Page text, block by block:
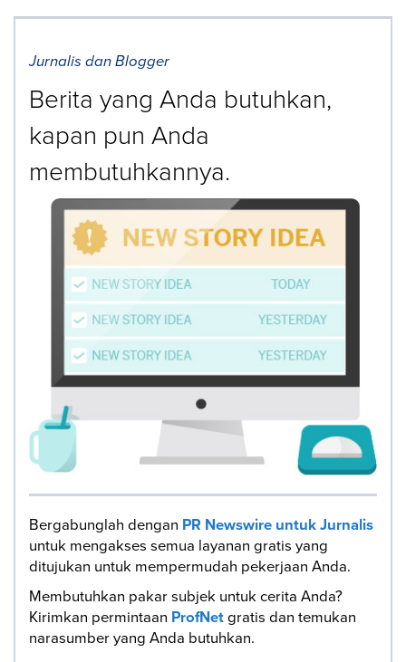
Jurnalis dan Blogger
Berita yang Anda butuhkan,
kapan pun Anda
membutuhkannya.
Bergabunglah dengan PR Newswire untuk Jurnalis
untuk mengakses semua layanan gratis yang
ditujukan untuk mempermudah pekerjaan Anda.
Membutuhkan pakar subjek untuk cerita Anda?
Kirimkan permintaan ProfNetgratis dan temukan
narasumber yang Anda butuhkan.